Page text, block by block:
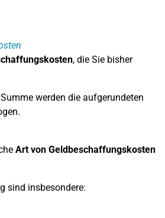
, die Sie bisher
werden die aufgerundeten
Art von Geldbeschaffungskosten
sind insbesondere: